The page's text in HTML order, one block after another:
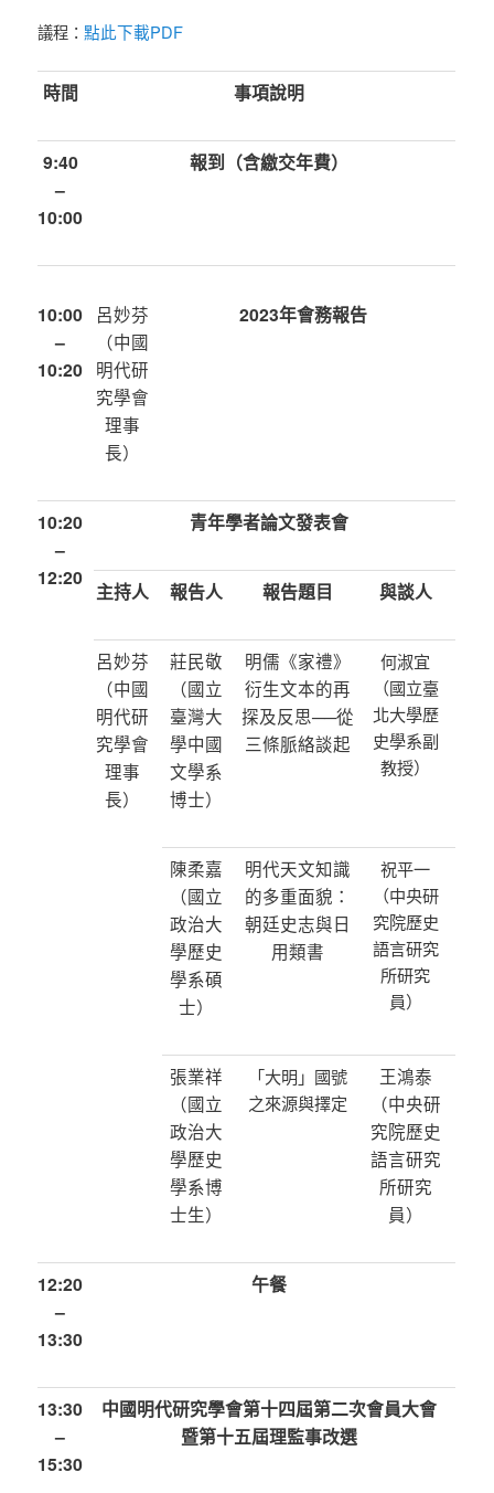
議程：點此下載PDF
時間 事項說明
9:40
–
10:00
報到（含繳交年費）
10:00
–
10:20
呂妙芬
（中國
明代研
究學會
理事
長）
2023年會務報告
10:20
–
12:20
青年學者論文發表會
主持人 報告人 報告題目 與談人
呂妙芬
（中國
明代研
究學會
理事
長）
莊民敬
（國立
臺灣大
學中國
文學系
博士）
明儒《家禮》
衍生文本的再
探及反思──從
三條脈絡談起
何淑宜
（國立臺
北大學歷
史學系副
教授）
陳柔嘉
（國立
政治大
學歷史
學系碩
士）
明代天文知識
的多重面貌：
朝廷史志與日
用類書
祝平一
（中央研
究院歷史
語言研究
所研究
員）
張業祥
（國立
政治大
學歷史
學系博
士生）
「大明」國號
之來源與擇定
王鴻泰
（中央研
究院歷史
語言研究
所研究
員）
12:20
–
13:30
午餐
13:30
–
15:30
中國明代研究學會第十四屆第二次會員大會
暨第十五屆理監事改選